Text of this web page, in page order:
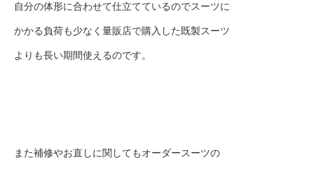
自分の体形に合わせて仕立てているのでスーツに
かかる負荷も少なく量販店で購入した既製スーツ
よりも長い期間使えるのです。
また補修やお直しに関してもオーダースーツの